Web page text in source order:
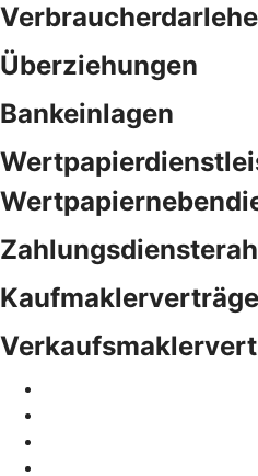
Überziehungen
Bankeinlagen
Kaufmaklerverträge